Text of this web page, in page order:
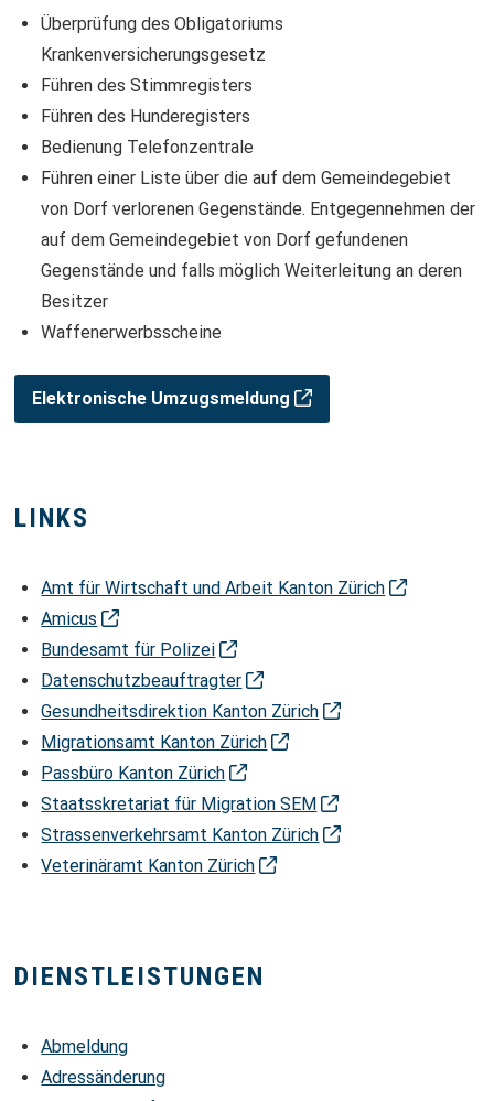
Überprüfung des Obligatoriums
Krankenversicherungsgesetz
Führen des Stimmregisters
Führen des Hunderegisters
Bedienung Telefonzentrale
Führen einer Liste über die auf dem Gemeindegebiet
von Dorf verlorenen Gegenstände. Entgegennehmen der
auf dem Gemeindegebiet von Dorf gefundenen
Gegenstände und falls möglich Weiterleitung an deren
Besitzer
Waffenerwerbsscheine
Elektronische Umzugsmeldung
LINKS
Amt für Wirtschaft und Arbeit Kanton Zürich
Amicus
Bundesamt für Polizei
Datenschutzbeauftragter
Gesundheitsdirektion Kanton Zürich
Migrationsamt Kanton Zürich
Passbüro Kanton Zürich
Staatsskretariat für Migration SEM
Strassenverkehrsamt Kanton Zürich
Veterinäramt Kanton Zürich
DIENSTLEISTUNGEN
Abmeldung
Adressänderung